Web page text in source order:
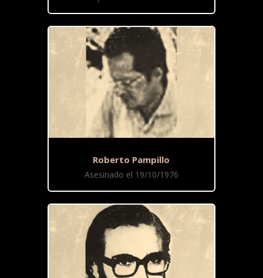
Roberto Pampillo
Asesinado el 19/10/1976